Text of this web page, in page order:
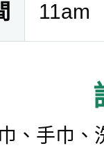
11am
、手巾、